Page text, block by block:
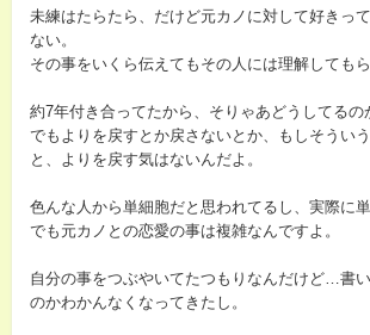
未練はたらたら、だけど元カノに対して好きっ
ない。
その事をいくら伝えてもその人には理解してもら
約7年付き合ってたから、そりゃあどうしてるの
でもよりを戻すとか戻さないとか、もしそうい
と、よりを戻す気はないんだよ。
色んな人から単細胞だと思われてるし、実際に単
でも元カノとの恋愛の事は複雑なんですよ。
自分の事をつぶやいてたつもりなんだけど…書
のかわかんなくなってきたし。